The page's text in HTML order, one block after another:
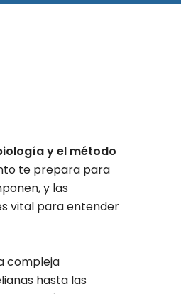
y el método
te prepara para
y las
vital para entender
compleja
hasta las